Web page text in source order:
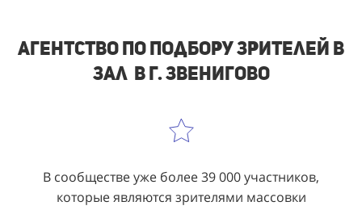
Агентство по подбору зрителей в
зал в г. Звенигово
В сообществе уже более 39 000 участников,
которые являются зрителями массовки